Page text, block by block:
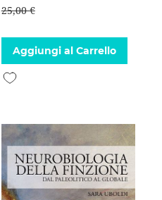
25,00 €
Aggiungi al Carrello
Aggiungi alla lista desideri